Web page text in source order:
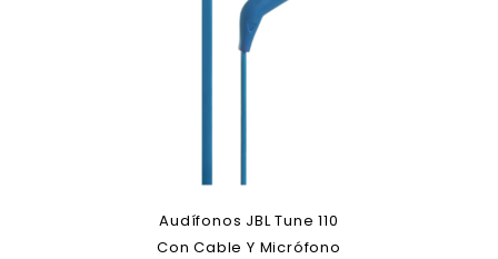
Audífonos JBL Tune 110
Con Cable Y Micrófono